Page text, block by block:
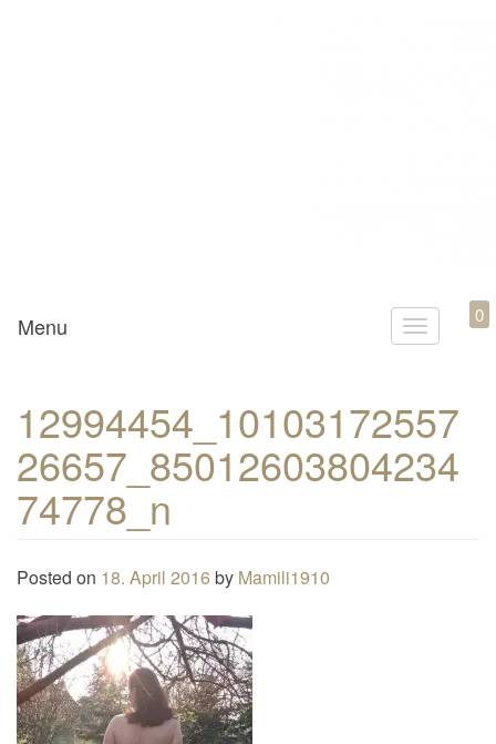
Mamili1910
T
g
l
e
Menu 0
12994454_10103172557
26657_85012603804234
74778_n
Posted on 18. April 2016 by Mamili1910